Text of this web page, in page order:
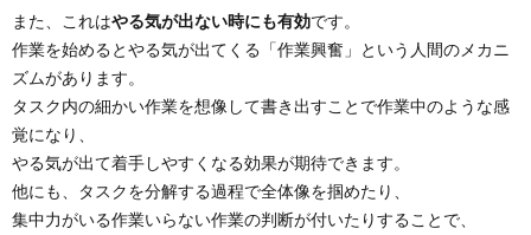
また、これはやる気が出ない時にも有効です。
作業を始めるとやる気が出てくる「作業興奮」という人間のメカニ
ズムがあります。
タスク内の細かい作業を想像して書き出すことで作業中のような感
覚になり、
やる気が出て着手しやすくなる効果が期待できます。
他にも、タスクを分解する過程で全体像を掴めたり、
集中力がいる作業いらない作業の判断が付いたりすることで、